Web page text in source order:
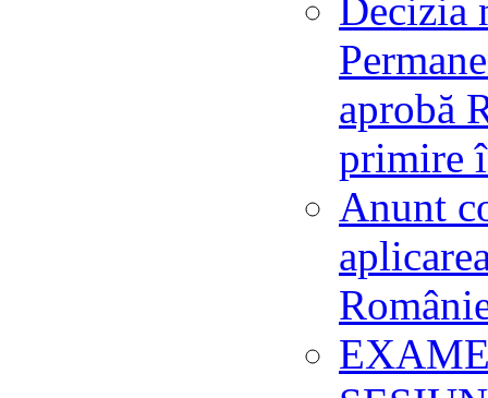
Decizia
aprobă
primire
Anunt